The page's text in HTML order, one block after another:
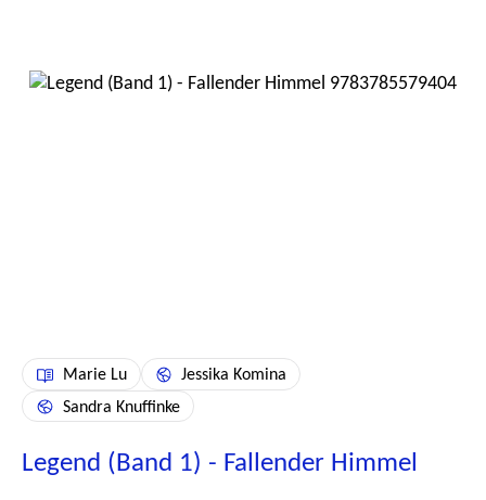
Bildergalerie überspringen
Marie Lu
Jessika Komina
Sandra Knuffinke
Legend (Band 1) - Fallender Himmel